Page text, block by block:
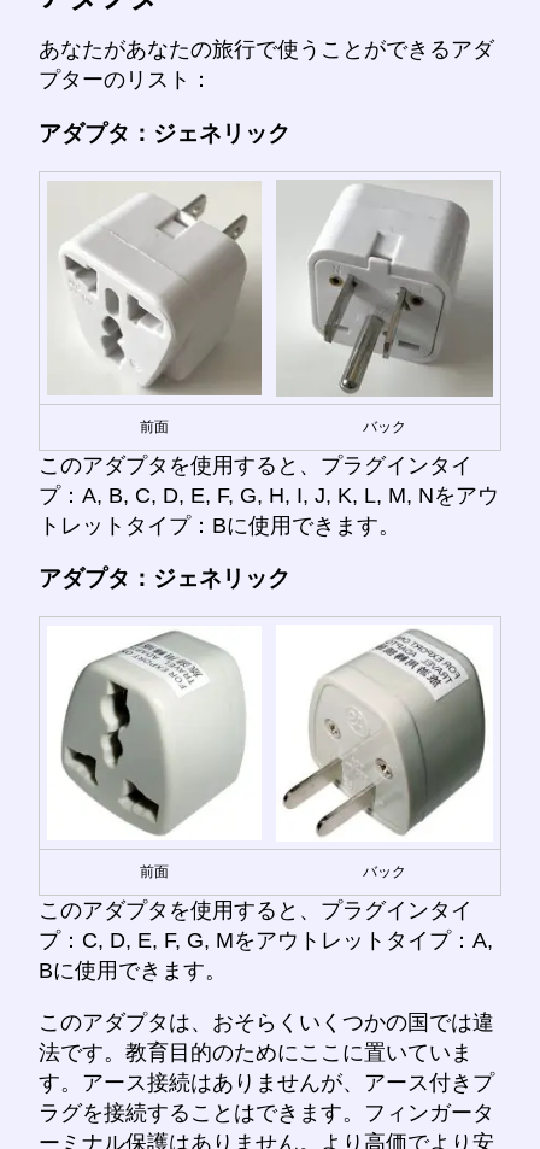
あなたがあなたの旅行で使うことができるアダ
プターのリスト：
アダプタ：ジェネリック
前面 バック
このアダプタを使用すると、プラグインタイ
プ：A, B, C, D, E, F, G, H, I, J, K, L, M, Nをアウ
トレットタイプ：Bに使用できます。
アダプタ：ジェネリック
前面 バック
このアダプタを使用すると、プラグインタイ
プ：C, D, E, F, G, Mをアウトレットタイプ：A,
Bに使用できます。
このアダプタは、おそらくいくつかの国では違
法です。教育目的のためにここに置いていま
す。アース接続はありませんが、アース付きプ
ラグを接続することはできます。フィンガータ
ーミナル保護はありません。より高価でより安